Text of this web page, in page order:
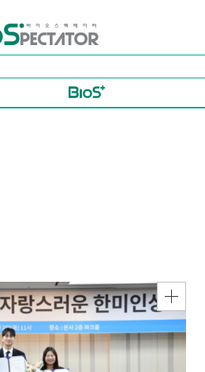
펙테이터